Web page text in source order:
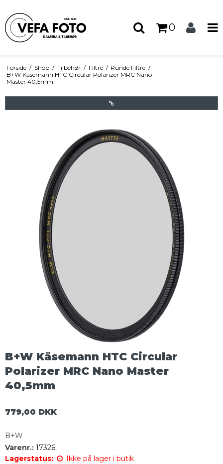
0
Forside / Shop / Tilbehør / Filtre / Runde Filtre /
B+W Käsemann HTC Circular Polarizer MRC Nano
Master 40,5mm
B+W Käsemann HTC Circular
Polarizer MRC Nano Master
40,5mm
779,00 DKK
B+W
Varenr.: 17326
Lagerstatus:
Ikke på lager i butik